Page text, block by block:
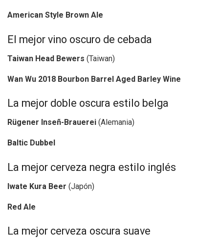
American Style Brown Ale
El mejor vino oscuro de cebada
Taiwan Head Bewers (Taiwan)
Wan Wu 2018 Bourbon Barrel Aged Barley Wine
La mejor doble oscura estilo belga
Rügener Inseñ-Brauerei (Alemania)
Baltic Dubbel
La mejor cerveza negra estilo inglés
Iwate Kura Beer (Japón)
Red Ale
La mejor cerveza oscura suave